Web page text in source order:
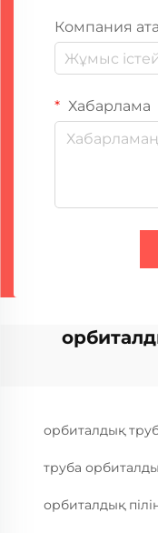
Компания
Хабарлама
орбиталдық
труба
орбиталдық